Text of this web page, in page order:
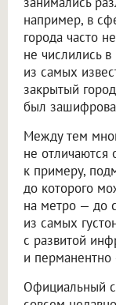
например, в
города часто
не числились
из самых
закрытый
был
Между тем
не отличаются
к примеру,
до которого
на метро — до
из самых
с развитой
и перманентно
Официальный